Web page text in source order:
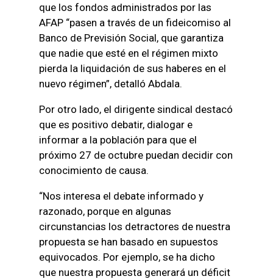
que los fondos administrados por las
AFAP “pasen a través de un fideicomiso al
Banco de Previsión Social, que garantiza
que nadie que esté en el régimen mixto
pierda la liquidación de sus haberes en el
nuevo régimen”, detalló Abdala.
Por otro lado, el dirigente sindical destacó
que es positivo debatir, dialogar e
informar a la población para que el
próximo 27 de octubre puedan decidir con
conocimiento de causa.
“Nos interesa el debate informado y
razonado, porque en algunas
circunstancias los detractores de nuestra
propuesta se han basado en supuestos
equivocados. Por ejemplo, se ha dicho
que nuestra propuesta generará un déficit